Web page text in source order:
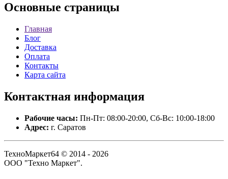
Основные страницы
Главная
Блог
Доставка
Оплата
Контакты
Карта сайта
Контактная информация
Рабочие часы: Пн-Пт: 08:00-20:00, Сб-Вс: 10:00-18:00
Адрес: г. Саратов
ТехноМаркет64 © 2014 - 2026
ООО "Техно Маркет".